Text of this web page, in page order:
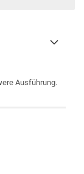
Ausführung.